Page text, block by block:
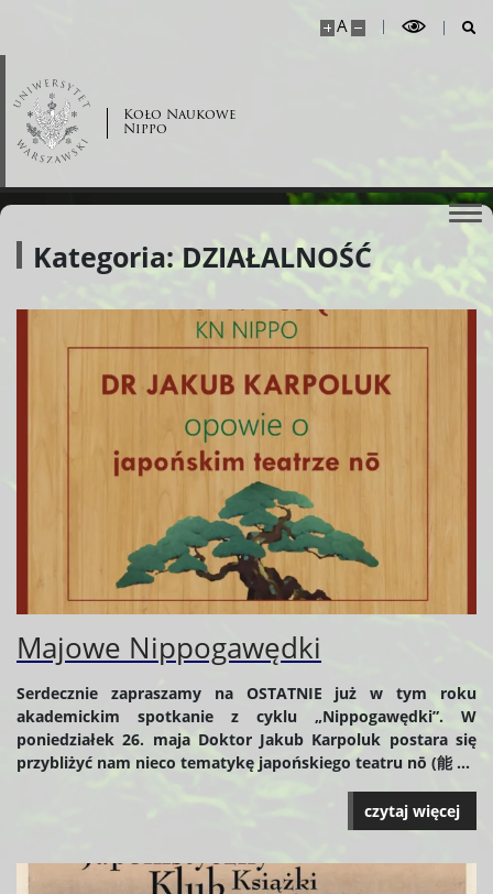
A
Koło Naukowe
Nippo
Kategoria: DZIAŁALNOŚĆ
Majowe Nippogawędki
Serdecznie zapraszamy na OSTATNIE już w tym roku
akademickim spotkanie z cyklu „Nippogawędki”. W
poniedziałek 26. maja Doktor Jakub Karpoluk postara się
przybliżyć nam nieco tematykę japońskiego teatru nō (能 ...
czytaj więcej